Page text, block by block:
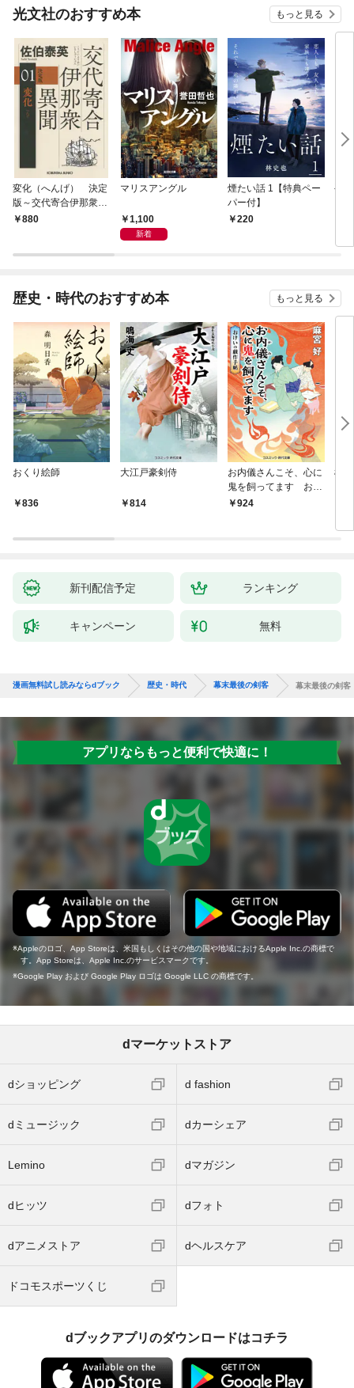
光文社のおすすめ本 もっと見る
変化（へんげ） 決定
版～交代寄合伊那衆異
聞（1）～
880
マリスアングル
1,100
新着
煙たい話 1【特典ペー
パー付】
220
手
歴史・時代のおすすめ本 もっと見る
おくり絵師
836
大江戸豪剣侍
814
お内儀さんこそ、心に
鬼を飼ってます おけ
いの戯作手帖
924
極
新刊配信予定 ランキング
キャンペーン 無料
漫画無料試し読みならdブック 歴史・時代 幕末最後の剣客 幕末最後の剣客
アプリならもっと便利で快適に！
Appleのロゴ、App Storeは、米国もしくはその他の国や地域におけるApple Inc.の商標で
す。App Storeは、Apple Inc.のサービスマークです。
Google Play および Google Play ロゴは Google LLC の商標です。
dマーケットストア
dショッピング d fashion
dミュージック dカーシェア
Lemino dマガジン
dヒッツ dフォト
dアニメストア dヘルスケア
ドコモスポーツくじ
dブックアプリのダウンロードはコチラ